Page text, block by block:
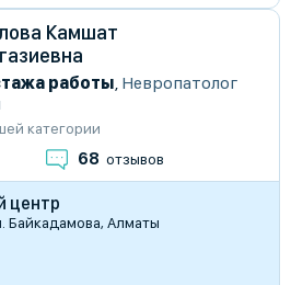
Камшат
работы, Невропатолог
категории
68 отзывов
центр
Байкадамова, Алматы